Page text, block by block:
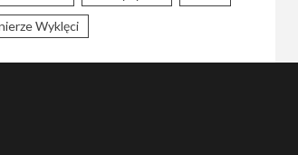
Wyklęci